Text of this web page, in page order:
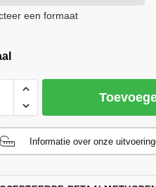
een formaat
Informatie over onze